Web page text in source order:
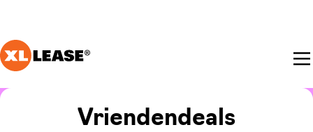
Je bent nu voorbij het hoofdmenu
Vriendendeals